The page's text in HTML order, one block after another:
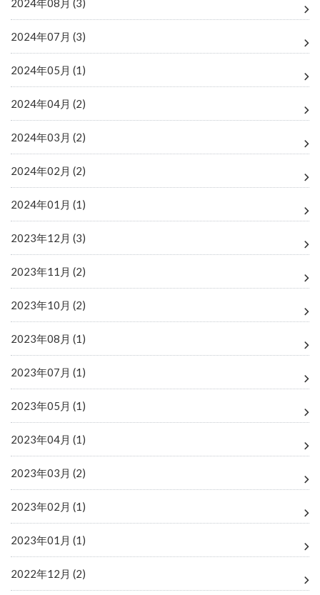
2024年08月 (3)
2024年07月 (3)
2024年05月 (1)
2024年04月 (2)
2024年03月 (2)
2024年02月 (2)
2024年01月 (1)
2023年12月 (3)
2023年11月 (2)
2023年10月 (2)
2023年08月 (1)
2023年07月 (1)
2023年05月 (1)
2023年04月 (1)
2023年03月 (2)
2023年02月 (1)
2023年01月 (1)
2022年12月 (2)